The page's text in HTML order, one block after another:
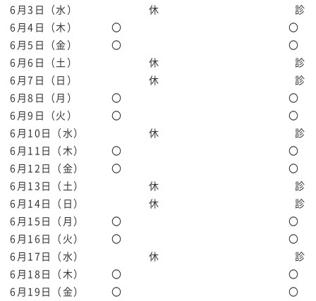
6月3日（水）
休
診
6月4日（木）
〇
〇
6月5日（金）
〇
〇
6月6日（土）
休
診
6月7日（日）
休
診
6月8日（月）
〇
〇
6月9日（火）
〇
〇
6月10日（水）
休
診
6月11日（木）
〇
〇
6月12日（金）
〇
〇
6月13日（土）
休
診
6月14日（日）
休
診
6月15日（月）
〇
〇
6月16日（火）
〇
〇
6月17日（水）
休
診
6月18日（木）
〇
〇
6月19日（金）
〇
〇